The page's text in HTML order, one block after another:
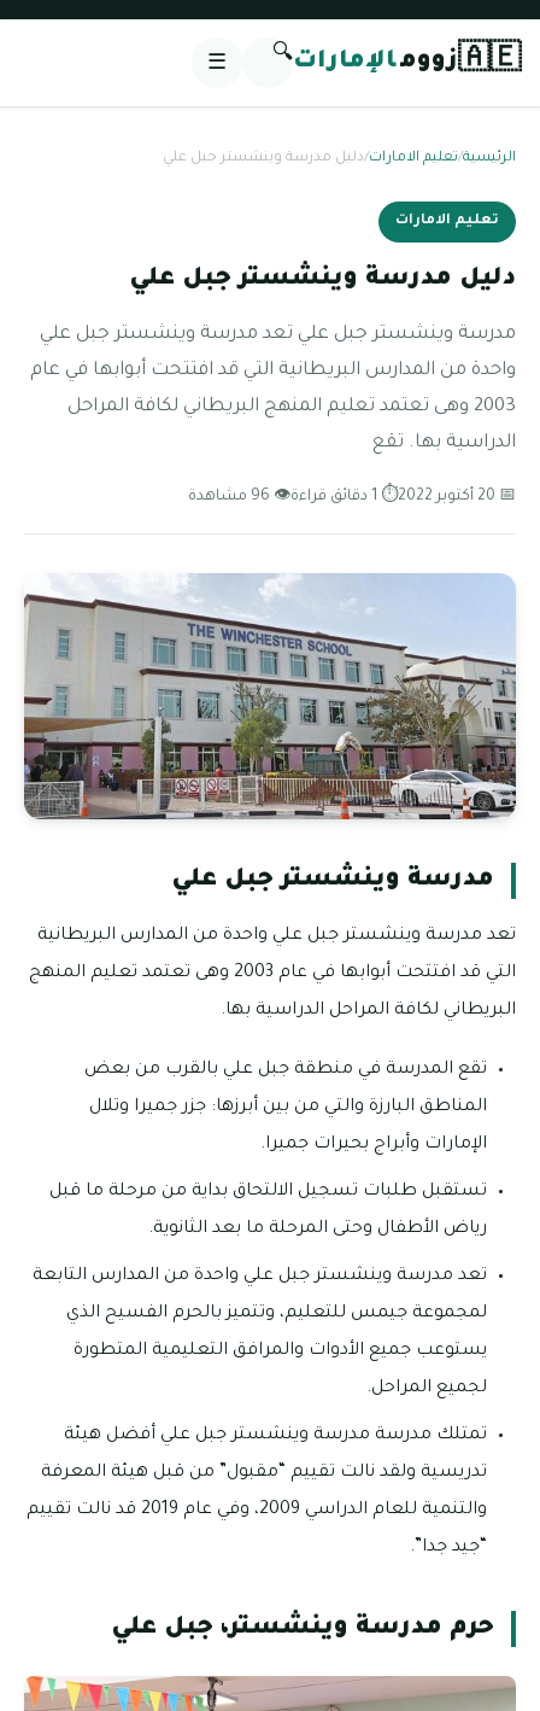
🇦🇪زوومالإمارات🔍
☰
الرئيسية/تعليم الامارات/دليل مدرسة وينشستر جبل علي
تعليم الامارات
دليل مدرسة وينشستر جبل علي
مدرسة وينشستر جبل علي تعد مدرسة وينشستر جبل علي
واحدة من المدارس البريطانية التي قد افتتحت أبوابها في عام
2003 وهى تعتمد تعليم المنهج البريطاني لكافة المراحل
الدراسية بها. تقع
📅 20 أكتوبر 2022 ⏱ 1 دقائق قراءة 👁 96 مشاهدة
مدرسة وينشستر جبل علي
تعد مدرسة وينشستر جبل علي واحدة من المدارس البريطانية
التي قد افتتحت أبوابها في عام 2003 وهى تعتمد تعليم المنهج
البريطاني لكافة المراحل الدراسية بها.
تقع المدرسة في منطقة جبل علي بالقرب من بعض
المناطق البارزة والتي من بين أبرزها: جزر جميرا وتلال
الإمارات وأبراج بحيرات جميرا.
تستقبل طلبات تسجيل الالتحاق بداية من مرحلة ما قبل
رياض الأطفال وحتى المرحلة ما بعد الثانوية.
تعد مدرسة وينشستر جبل علي واحدة من المدارس التابعة
لمجموعة جيمس للتعليم، وتتميز بالحرم الفسيح الذي
يستوعب جميع الأدوات والمرافق التعليمية المتطورة
لجميع المراحل.
تمتلك مدرسة مدرسة وينشستر جبل علي أفضل هيئة
تدريسية ولقد نالت تقييم “مقبول” من قبل هيئة المعرفة
والتنمية للعام الدراسي 2009، وفي عام 2019 قد نالت تقييم
“جيد جدا”.
حرم مدرسة وينشستر، جبل علي